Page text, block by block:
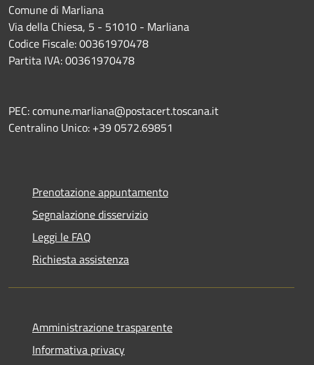
Comune di Marliana
Via della Chiesa, 5 - 51010 - Marliana
Codice Fiscale: 00361970478
Partita IVA: 00361970478
PEC: comune.marliana@postacert.toscana.it
Centralino Unico: +39 0572.69851
Prenotazione appuntamento
Segnalazione disservizio
Leggi le FAQ
Richiesta assistenza
Amministrazione trasparente
Informativa privacy